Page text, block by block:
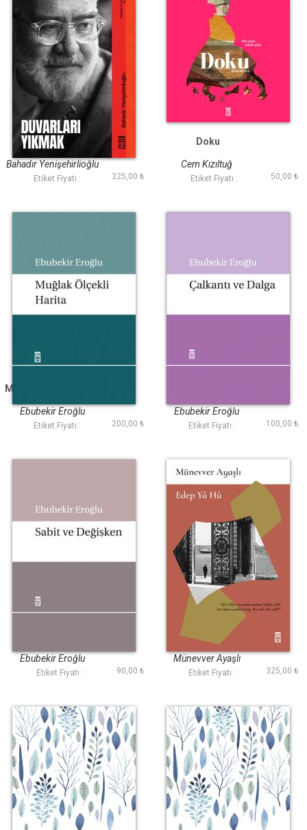
Duvarları Yıkmak
Bahadır Yenişehirlioğlu
Etiket Fiyatı : 325,00 ₺
Doku
Cem Kızıltuğ
Etiket Fiyatı : 50,00 ₺
Muğlak Ölçekli Harita
Ebubekir Eroğlu
Etiket Fiyatı : 200,00 ₺
Ebubekir Eroğlu
Etiket Fiyatı : 100,00 ₺
Ebubekir Eroğlu
Etiket Fiyatı : 90,00 ₺
Edep Yâ Hû
Münevver Ayaşlı
Etiket Fiyatı : 325,00 ₺